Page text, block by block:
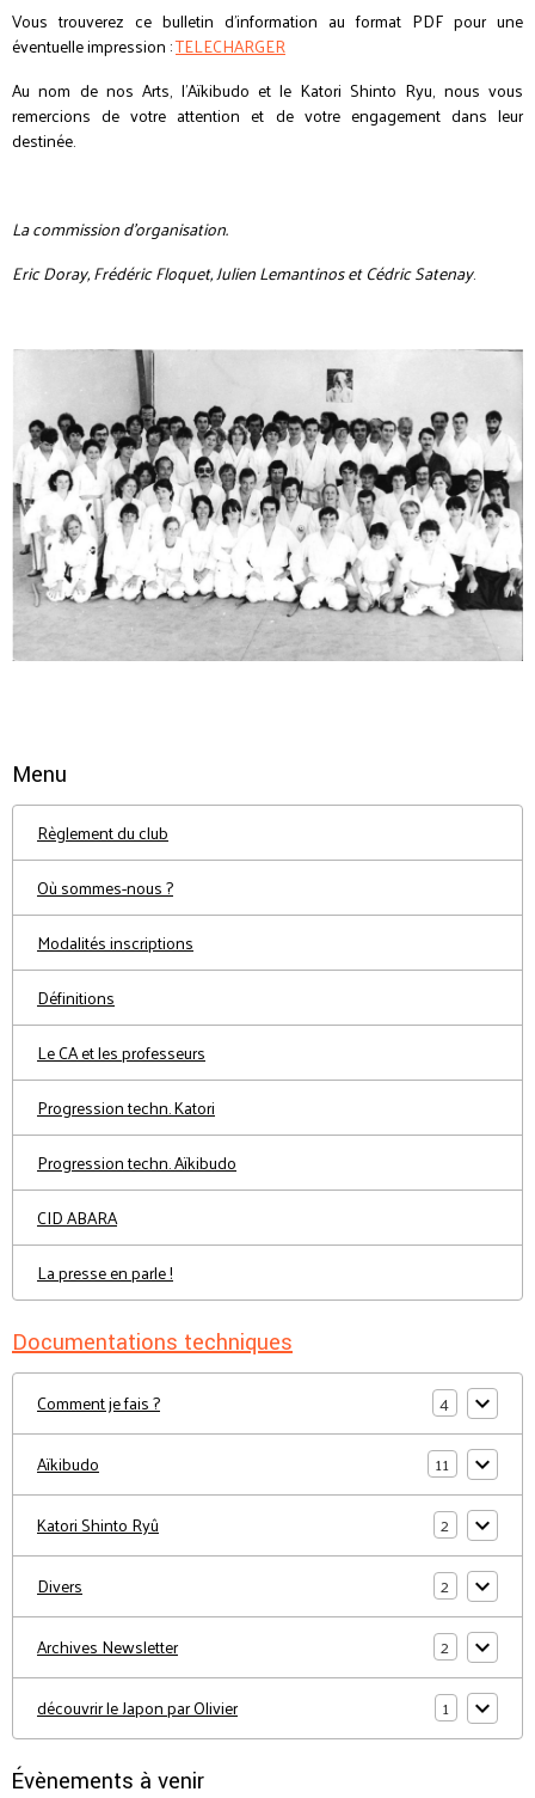
Vous trouverez ce bulletin d'information au format PDF pour une
éventuelle impression :TELECHARGER
Au nom de nos Arts, l’Aïkibudo et le Katori Shinto Ryu, nous vous
remercions de votre attention et de votre engagement dans leur
destinée.
La commission d’organisation.
Eric Doray, Frédéric Floquet, Julien Lemantinos et Cédric Satenay.
Menu
Règlement du club
Où sommes-nous ?
Modalités inscriptions
Définitions
Le CA et les professeurs
Progression techn. Katori
Progression techn. Aïkibudo
CID ABARA
La presse en parle !
Documentations techniques
Comment je fais ? 4
Aïkibudo 11
Katori Shinto Ryû 2
Divers 2
Archives Newsletter 2
découvrir le Japon par Olivier 1
Évènements à venir